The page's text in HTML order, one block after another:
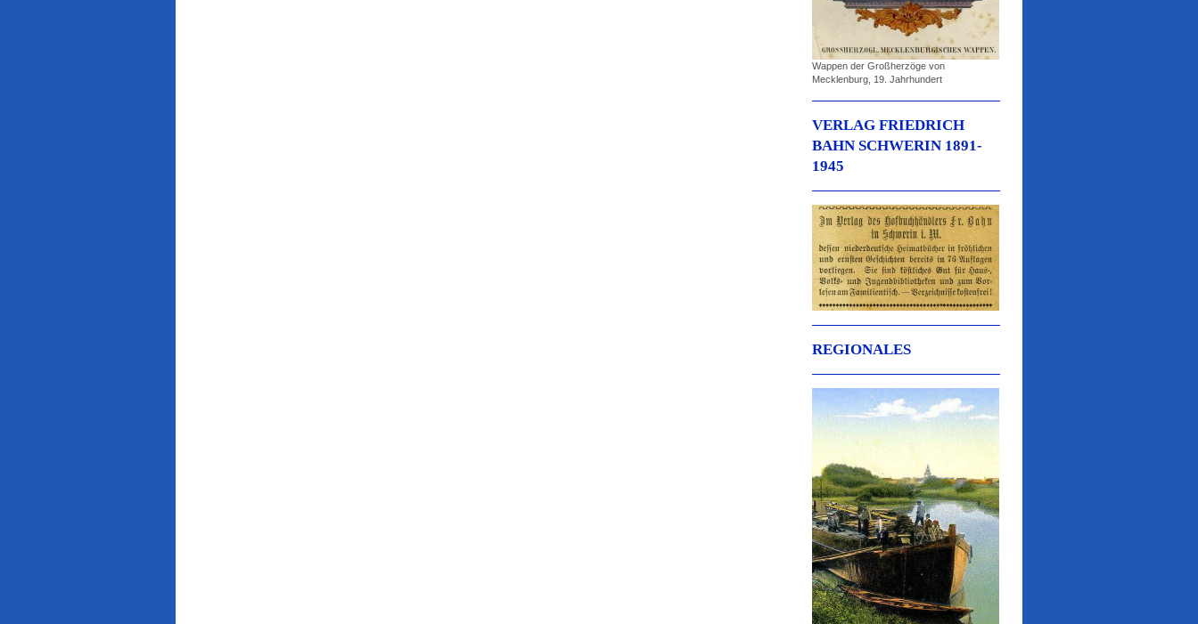
Wappen der Großherzöge von
Mecklenburg, 19. Jahrhundert
VERLAG FRIEDRICH
BAHN SCHWERIN 1891-
1945
REGIONALES